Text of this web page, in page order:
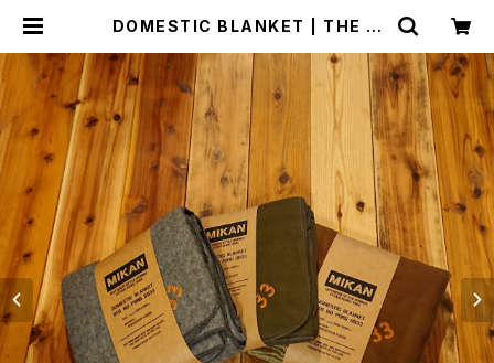
DOMESTIC BLANKET | THE M